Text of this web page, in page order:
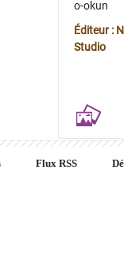
o-okun
Éditeur :
Studio
Flux RSS